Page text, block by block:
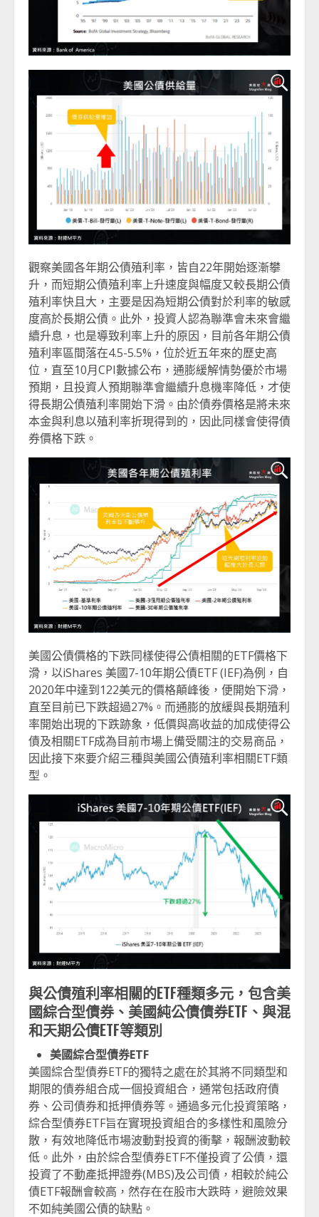
觀察美國各年期公債殖利率，皆自22年開始逐漸攀
升，而短期公債殖利率上升速度與幅度又較長期公債
殖利率快且大，主要是因為短期公債對於利率的敏感
度高於長期公債。此外，投資人認為聯準會未來會繼
續升息，也是導致利率上升的原因，目前各年期公債
殖利率區間落在4.5-5.5%，位於近五年來的歷史高
位，直至10月CPI數據公布，通膨緩解情勢優於市場
預期，且投資人預期聯準會繼續升息機率降低，才使
得長期公債殖利率開始下滑。由於債券價格是將未來
本金與利息以殖利率折現得到的，因此同樣會使得債
券價格下跌。
美國公債價格的下跌同樣使得公債相關的ETF價格下
滑，以iShares 美國7-10年期公債ETF (IEF)為例，自
2020年中達到122美元的價格顛峰後，便開始下滑，
直至目前已下跌超過27%。而通膨的放緩與長期殖利
率開始出現的下跌跡象，低價與高收益的加成使得公
債及相關ETF成為目前市場上備受關注的交易商品，
因此接下來要介紹三種與美國公債殖利率相關ETF類
型。
與公債殖利率相關的ETF種類多元，包含美
國綜合型債券、美國純公債債券ETF、與混
和天期公債ETF等類別
美國綜合型債券ETF
美國綜合型債券ETF的獨特之處在於其將不同類型和
期限的債券組合成一個投資組合，通常包括政府債
券、公司債券和抵押債券等。通過多元化投資策略，
綜合型債券ETF旨在實現投資組合的多樣性和風險分
散，有效地降低市場波動對投資的衝擊，報酬波動較
低。此外，由於綜合型債券ETF不僅投資了公債，還
投資了不動產抵押證券(MBS)及公司債，相較於純公
債ETF報酬會較高，然存在在股市大跌時，避險效果
不如純美國公債的缺點。